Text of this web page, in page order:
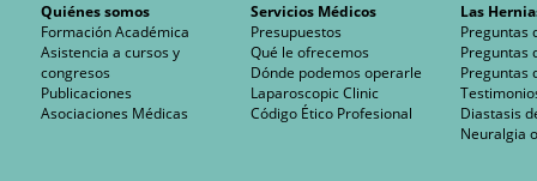
Quiénes somos
Formación Académica
Asistencia a cursos y
congresos
Publicaciones
Asociaciones Médicas
Servicios Médicos
Presupuestos
Qué le ofrecemos
Dónde podemos operarle
Laparoscopic Clinic
Código Ético Profesional
Las
Preguntas
Preguntas
Preguntas
Diastasis
Neuralgia